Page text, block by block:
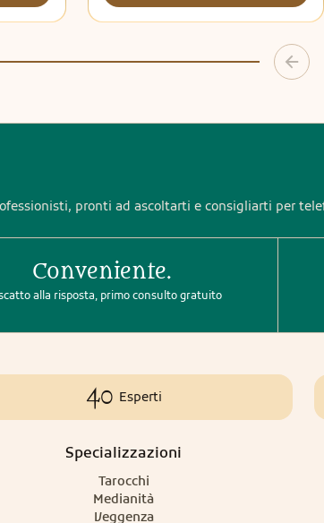
pronti ad ascoltarti e consigliarti per
Conveniente.
alla risposta, primo consulto gratuito
40 Esperti
Specializzazioni
Tarocchi
Medianità
Veggenza